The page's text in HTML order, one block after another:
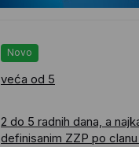
Novo
veća od 5
2 do 5 radnih dana, a
definisanim ZZP po clanu